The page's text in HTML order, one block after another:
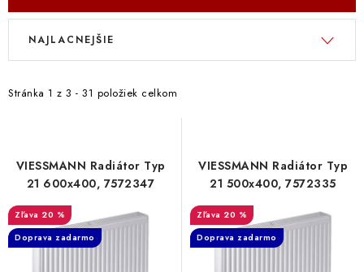
V
i
d
u
k
Stránka 1 z 3 - 31 položiek celkom
R
e
e
r
o
d
NAJLACNEJŠIE
VIESSMANN Radiátor Typ
21 600x400, 7572347
20 %
Doprava zadarmo
VIESSMANN Radiátor Typ
21 500x400, 7572335
20 %
Doprava zadarmo